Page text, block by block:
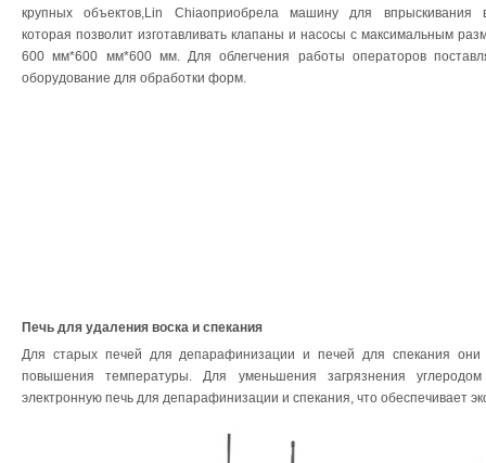
крупных объектов,Lin Chiaoприобрела машину для впрыскивания
которая позволит изготавливать клапаны и насосы с максимальным
600 мм*600 мм*600 мм. Для облегчения работы операторов
оборудование для обработки форм.
Печь для удаления воска и спекания
Для старых печей для депарафинизации и печей для спекания они
повышения температуры. Для уменьшения загрязнения
электронную печь для депарафинизации и спекания, что обеспечивает